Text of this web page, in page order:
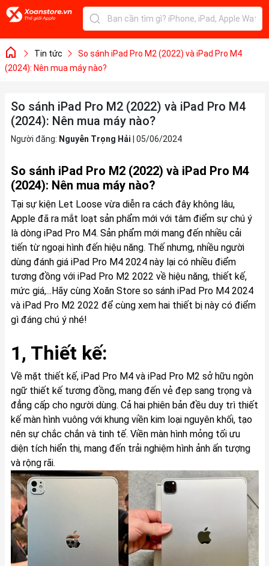
Tin tức
So sánh iPad Pro M2 (2022) và iPad Pro M4
(2024): Nên mua máy nào?
So sánh iPad Pro M2 (2022) và iPad Pro M4
(2024): Nên mua máy nào?
Người đăng: Nguyễn Trọng Hải 05/06/2024
So sánh iPad Pro M2 (2022) và iPad Pro M4
(2024): Nên mua máy nào?
Tại sự kiện Let Loose vừa diễn ra cách đây không lâu,
Apple đã ra mắt loạt sản phẩm mới với tâm điểm sự chú ý
là dòng iPad Pro M4. Sản phẩm mới mang đến nhiều cải
tiến từ ngoại hình đến hiệu năng. Thế nhưng, nhiều người
dùng đánh giá iPad Pro M4 2024 này lại có nhiều điểm
tương đồng với iPad Pro M2 2022 về hiệu năng, thiết kế,
mức giá,...Hãy cùng Xoăn Store so sánh iPad Pro M4 2024
và iPad Pro M2 2022 để cùng xem hai thiết bị này có điểm
gì đáng chú ý nhé!
1, Thiết kế:
Về mặt thiết kế, iPad Pro M4 và iPad Pro M2 sở hữu ngôn
ngữ thiết kế tương đồng, mang đến vẻ đẹp sang trọng và
đẳng cấp cho người dùng. Cả hai phiên bản đều duy trì thiết
kế màn hình vuông với khung viền kim loại nguyên khối, tạo
nên sự chắc chắn và tinh tế. Viền màn hình mỏng tối ưu
diện tích hiển thị, mang đến trải nghiệm hình ảnh ấn tượng
và rộng rãi.